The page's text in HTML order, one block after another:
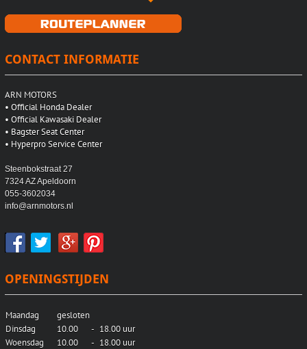
CONTACT INFORMATIE
ARN MOTORS
• Official Honda Dealer
• Official Kawasaki Dealer
• Bagster Seat Center
• Hyperpro Service Center
Steenbokstraat 27
7324 AZ Apeldoorn
055-3602034
info@arnmotors.nl
OPENINGSTIJDEN
Maandag
gesloten
Dinsdag
10.00 - 18.00 uur
Woensdag
10.00 - 18.00 uur